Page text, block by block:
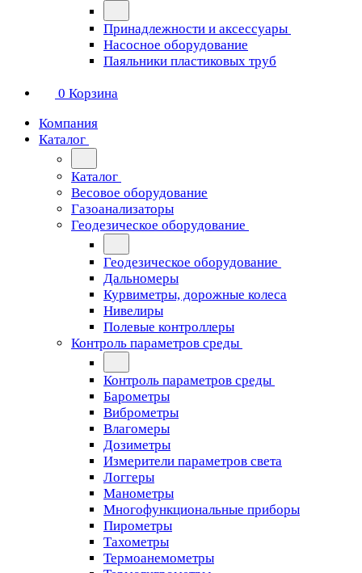
Принадлежности и аксессуары
Насосное оборудование
Паяльники пластиковых труб
0 Корзина
Компания
Каталог
Каталог
Весовое оборудование
Газоанализаторы
Геодезическое оборудование
Геодезическое оборудование
Дальномеры
Курвиметры, дорожные колеса
Нивелиры
Полевые контроллеры
Контроль параметров среды
Контроль параметров среды
Барометры
Виброметры
Влагомеры
Дозиметры
Измерители параметров света
Логгеры
Манометры
Многофункциональные приборы
Пирометры
Тахометры
Термоанемометры